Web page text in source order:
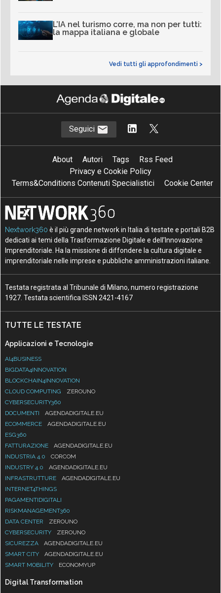
L’IA nel turismo corre, ma non per tutti:
la mappa italiana e globale
Vedi tutti gli approfondimenti >
Seguici
About Autori Tags
Rss Feed
Privacy e Cookie Policy
Terms&Conditions Contenuti Specialistici
Cookie Center
Nextwork360 è il più grande network in Italia di testate e portali B2B
dedicati ai temi della Trasformazione Digitale e dell’Innovazione
Imprenditoriale. Ha la missione di diffondere la cultura digitale e
imprenditoriale nelle imprese e pubbliche amministrazioni italiane.
Testata registrata al Tribunale di Milano, numero registrazione
1927. Testata scientifica ISSN 2421-4167
TUTTE LE TESTATE
Applicazioni e Tecnologie
AI4BUSINESS
BIGDATA4INNOVATION
BLOCKCHAIN4INNOVATION
CLOUD COMPUTING
ZEROUNO
CYBERSECURITY360
DOCUMENTI
AGENDADIGITALE.EU
ECOMMERCE
AGENDADIGITALE.EU
ESG360
FATTURAZIONE
AGENDADIGITALE.EU
INDUSTRIA 4.0
CORCOM
INDUSTRY 4.0
AGENDADIGITALE.EU
INFRASTRUTTURE
AGENDADIGITALE.EU
INTERNET4THINGS
PAGAMENTIDIGITALI
RISKMANAGEMENT360
DATA CENTER
ZEROUNO
CYBERSECURITY
ZEROUNO
SICUREZZA
AGENDADIGITALE.EU
SMART CITY
AGENDADIGITALE.EU
SMART MOBILITY
ECONOMYUP
Digital Transformation